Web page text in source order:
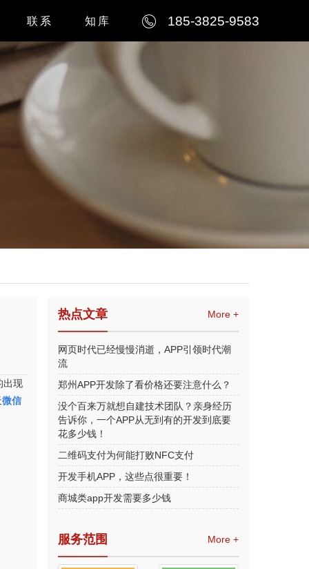
联系
公司简介
联系我们
人才招聘
知库 185-3825-9583
出现
微信
热点文章 More +
网页时代已经慢慢消逝，APP引领时代潮
流
郑州APP开发除了看价格还要注意什么？
没个百来万就想自建技术团队？亲身经历
告诉你，一个APP从无到有的开发到底要
花多少钱！
二维码支付为何能打败NFC支付
开发手机APP，这些点很重要！
商城类app开发需要多少钱
服务范围 More +